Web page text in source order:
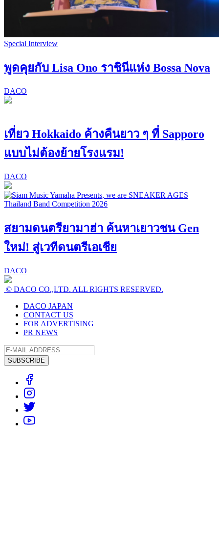
Special Interview
พูดคุยกับ Lisa Ono ราชินีแห่ง Bossa Nova
DACO
เที่ยว Hokkaido ค้างคืนยาว ๆ ที่ Sapporo
แบบไม่ต้องย้ายโรงแรม!
DACO
สยามดนตรียามาฮ่า ค้นหาเยาวชน Gen
ใหม่! สู่เวทีดนตรีเอเชีย
DACO
© DACO CO.,LTD. ALL RIGHTS RESERVED.
DACO JAPAN
CONTACT US
FOR ADVERTISING
PR NEWS